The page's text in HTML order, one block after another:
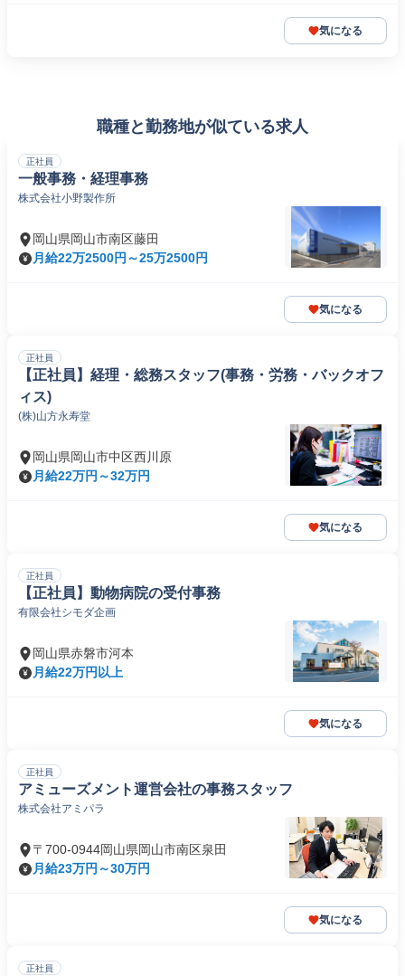
気になる
職種と勤務地が似ている求人
正社員
一般事務・経理事務
株式会社小野製作所
岡山県岡山市南区藤田
月給22万2500円～25万2500円
気になる
正社員
【正社員】経理・総務スタッフ(事務・労務・バックオフ
ィス)
(株)山方永寿堂
岡山県岡山市中区西川原
月給22万円～32万円
気になる
正社員
【正社員】動物病院の受付事務
有限会社シモダ企画
岡山県赤磐市河本
月給22万円以上
気になる
正社員
アミューズメント運営会社の事務スタッフ
株式会社アミパラ
〒700-0944岡山県岡山市南区泉田
月給23万円～30万円
気になる
正社員